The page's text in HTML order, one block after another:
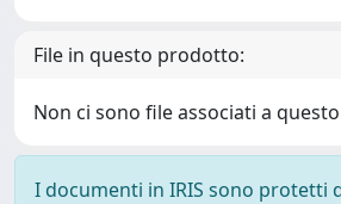
File in questo prodotto:
Non ci sono file associati a
I documenti in IRIS sono protetti